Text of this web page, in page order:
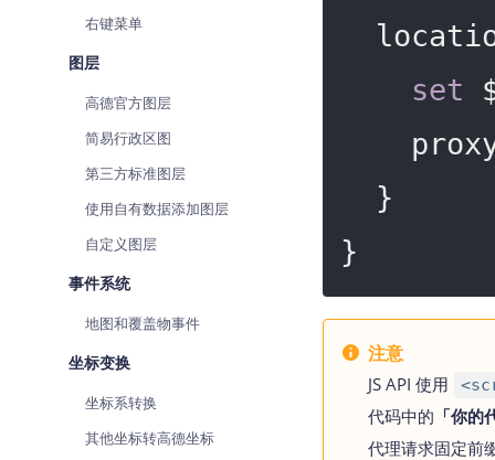
右键菜单
图层
高德官方图层
简易行政区图
第三方标准图层
使用自有数据添加图层
自定义图层
事件系统
地图和覆盖物事件
坐标变换
坐标系转换
其他坐标转高德坐标
set
}
注意
JS API 使用
代码中的 「你
代理请求固定前